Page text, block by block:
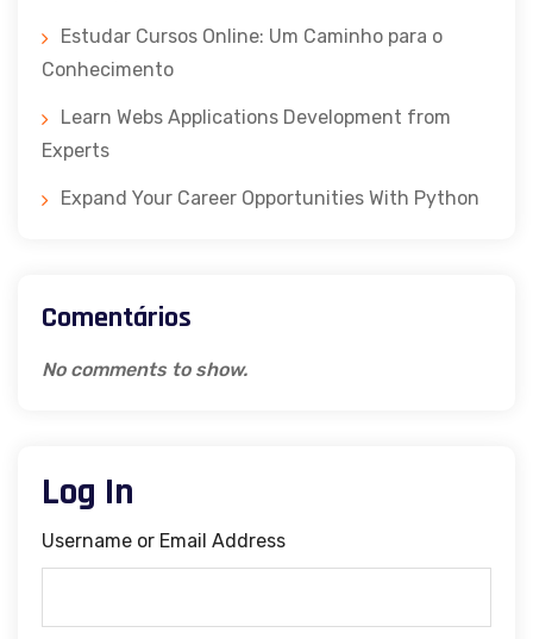
Estudar Cursos Online: Um Caminho para o
Conhecimento
Learn Webs Applications Development from
Experts
Expand Your Career Opportunities With Python
Comentários
No comments to show.
Log In
Username or Email Address